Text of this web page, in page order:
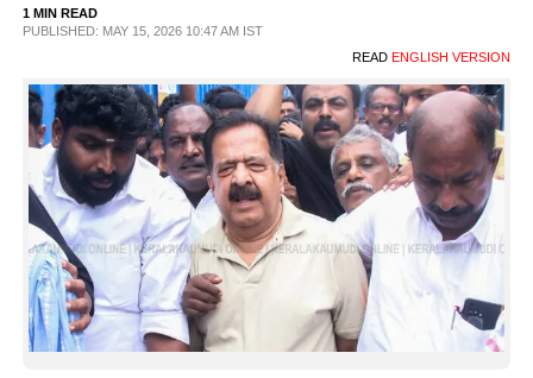
LIFESTYLE
INFO+
ART
ASTRO
CARTOONS
1 MIN READ
PUBLISHED: MAY 15, 2026 10:47 AM IST
READ ENGLISH VERSION